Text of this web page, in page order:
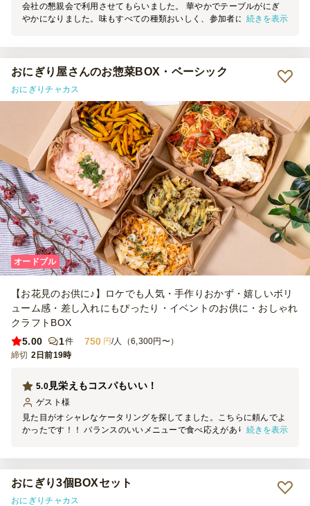
会社の懇親会で利用させてもらいました。 華やかでテーブルがにぎ
やかになりました。味もすべての種類おいしく、参加者にもとても好
続きを表示
おにぎり屋さんのお惣菜BOX・ベーシック
おにぎりチャカス
オードブル
【お花見のお供に♪】ロケでも人気・手作りおかず・嬉しいボリ
ューム感・差し入れにもぴったり・イベントのお供に・おしゃれ
クラフトBOX
5.00
1件 750 円/人（6,300円〜）
締切 2日前19時
見栄えもコスパもいい！
5.0
ゲスト 様
見た目がオシャレなケータリングを探してました。こちらに頼んでよ
かったです！！ バランスのいいメニューで食べ応えがありました！
続きを表示
おにぎり3個BOXセット
おにぎりチャカス